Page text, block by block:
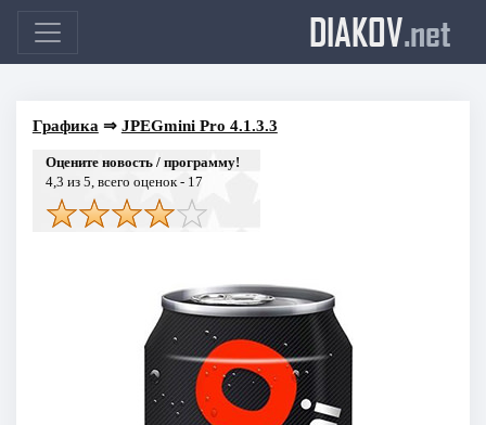
DIAKOV.net
Графика ⇒ JPEGmini Pro 4.1.3.3
Оцените новость / программу!
4,3 из 5, всего оценок - 17